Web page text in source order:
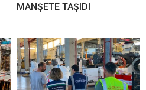
MANŞETE TAŞIDI